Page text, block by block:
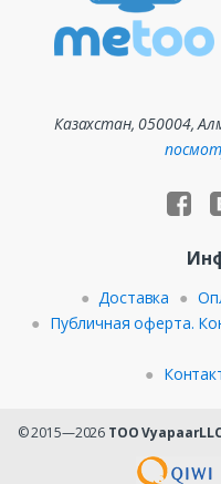
Казахстан, 050004,
Доставка
Публичная оферта.
© 2015—2026 ТОО